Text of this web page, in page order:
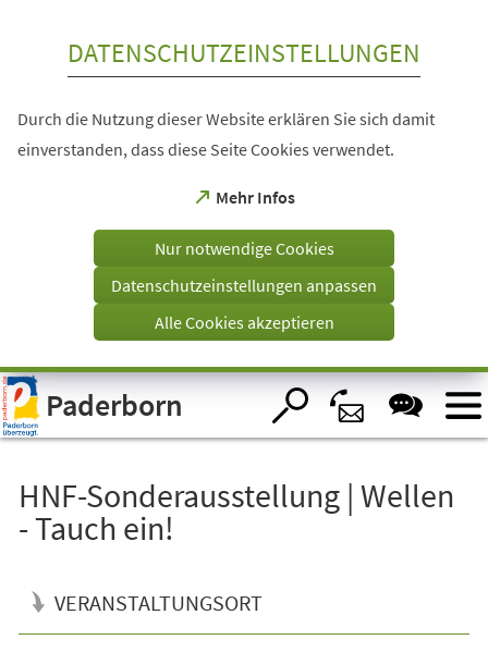
Visuelle
Assistenzsoftware
öffnen.
DATENSCHUTZEINSTELLUNGEN
Durch die Nutzung dieser Website erklären Sie sich damit
einverstanden, dass diese Seite Cookies verwendet.
Mehr Infos
(Öffnet
einem
Tab)
Nur notwendige Cookies
Datenschutzeinstellungen anpassen
Alle Cookies akzeptieren
Paderborn
HNF-Sonderausstellung | Wellen
- Tauch ein!
VERANSTALTUNGSORT